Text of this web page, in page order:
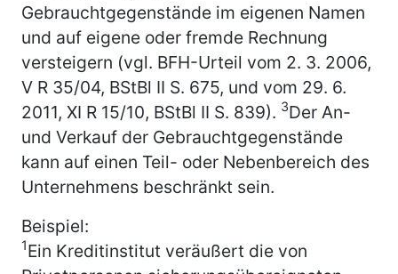
Gebrauchtgegenstände im eigenen Namen
und auf eigene oder fremde Rechnung
versteigern (vgl. BFH-Urteil vom 2. 3. 2006,
V R 35/04, BStBl II S. 675, und vom 29. 6.
2011, XI R 15/10, BStBl II S. 839). 3Der An-
und Verkauf der Gebrauchtgegenstände
kann auf einen Teil- oder Nebenbereich des
Unternehmens beschränkt sein.
Beispiel:
1Ein Kreditinstitut veräußert die von